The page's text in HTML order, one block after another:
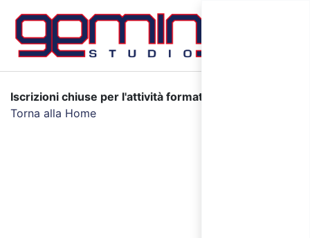
Iscrizioni chiuse per l'attività formativa selezionata.
Torna alla Home